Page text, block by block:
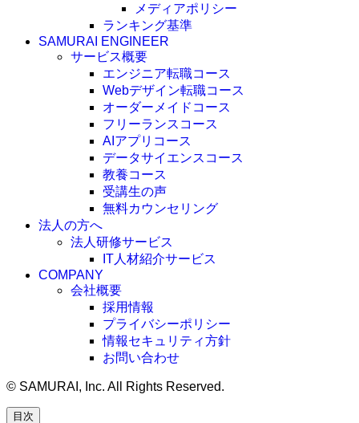
メディアポリシー
ランキング基準
SAMURAI ENGINEER
サービス概要
エンジニア転職コース
Webデザイン転職コース
オーダーメイドコース
フリーランスコース
AIアプリコース
データサイエンスコース
教養コース
受講生の声
無料カウンセリング
法人の方へ
法人研修サービス
IT人材紹介サービス
COMPANY
会社概要
採用情報
プライバシーポリシー
情報セキュリティ方針
お問い合わせ
© SAMURAI, Inc. All Rights Reserved.
目次